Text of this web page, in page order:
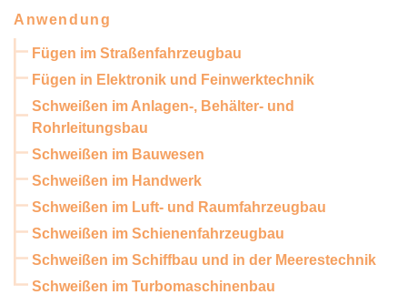
Anwendung
Fügen im Straßenfahrzeugbau
Fügen in Elektronik und Feinwerktechnik
Schweißen im Anlagen-, Behälter- und
Rohrleitungsbau
Schweißen im Bauwesen
Schweißen im Handwerk
Schweißen im Luft- und Raumfahrzeugbau
Schweißen im Schienenfahrzeugbau
Schweißen im Schiffbau und in der Meerestechnik
Schweißen im Turbomaschinenbau